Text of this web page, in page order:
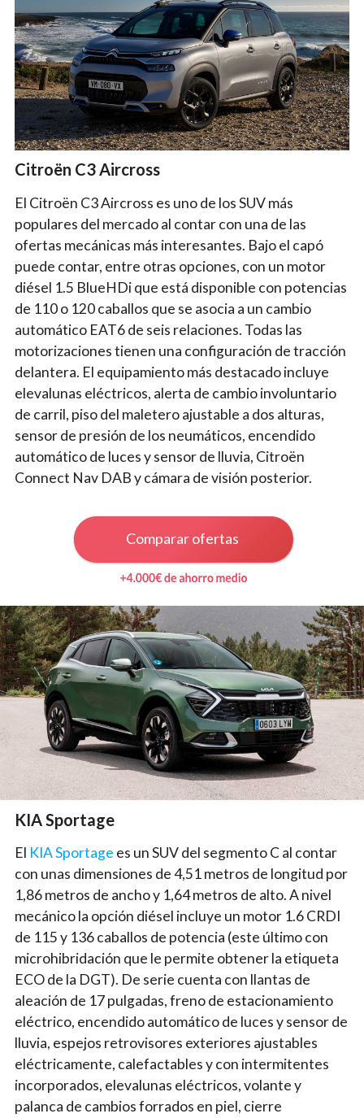
Citroën C3 Aircross
El Citroën C3 Aircross es uno de los SUV más
populares del mercado al contar con una de las
ofertas mecánicas más interesantes. Bajo el capó
puede contar, entre otras opciones, con un motor
diésel 1.5 BlueHDi que está disponible con potencias
de 110 o 120 caballos que se asocia a un cambio
automático EAT6 de seis relaciones. Todas las
motorizaciones tienen una configuración de tracción
delantera. El equipamiento más destacado incluye
elevalunas eléctricos, alerta de cambio involuntario
de carril, piso del maletero ajustable a dos alturas,
sensor de presión de los neumáticos, encendido
automático de luces y sensor de lluvia, Citroën
Connect Nav DAB y cámara de visión posterior.
Comparar ofertas
KIA Sportage
El KIA Sportage es un SUV del segmento C al contar
con unas dimensiones de 4,51 metros de longitud por
1,86 metros de ancho y 1,64 metros de alto. A nivel
mecánico la opción diésel incluye un motor 1.6 CRDI
de 115 y 136 caballos de potencia (este último con
microhibridación que le permite obtener la etiqueta
ECO de la DGT). De serie cuenta con llantas de
aleación de 17 pulgadas, freno de estacionamiento
eléctrico, encendido automático de luces y sensor de
lluvia, espejos retrovisores exteriores ajustables
eléctricamente, calefactables y con intermitentes
incorporados, elevalunas eléctricos, volante y
palanca de cambios forrados en piel, cierre